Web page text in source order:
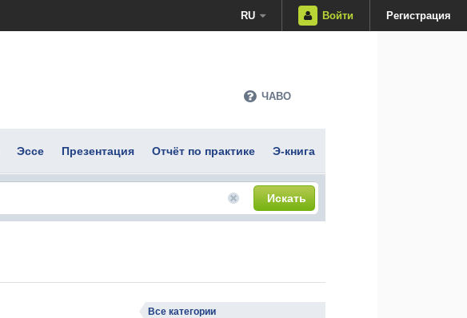
RU Войти Регистрация
ЧАВО
Эссе Презентация Отчёт по практике Э-книга
Искать
Все категории